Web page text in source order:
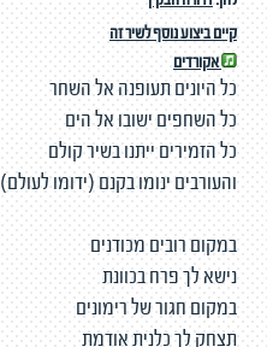
קיים ביצוע נוסף לשיר זה
אקורדים
כל היונים תעופנה אל השחר
כל השחפים ישובו אל הים
כל הזמירים ייתנו בשיר קולם
והעורבים ינומו בקנם (ידומו לעולם)
במקום רובים מכודנים
נישא לך פרח בכוונת
במקום חגור של רימונים
תצחק לך כלנית אודמת